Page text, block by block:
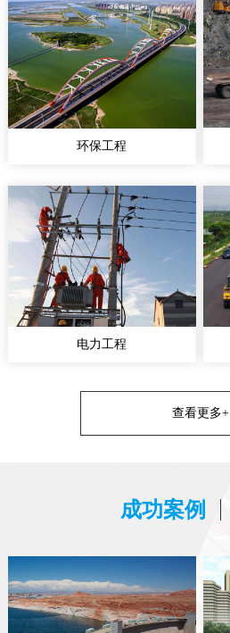
环保工程
电力工程
查看更多+
成功案例